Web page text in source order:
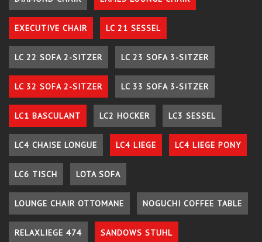
EXECUTIVE CHAIR LC 21 SESSEL
LC 22 SOFA 2-SITZER LC 23 SOFA 3-SITZER
LC 32 SOFA 2-SITZER LC 33 SOFA 3-SITZER
LC1 BASCULANT LC2 HOCKER LC3 SESSEL
LC4 CHAISE LONGUE LC4 LIEGE LC4 LIEGE PONY
LC6 TISCH LOTA SOFA
LOUNGE CHAIR OTTOMANE NOGUCHI COFFEE TABLE
RELAXLIEGE 474 SANDOWS STUHL